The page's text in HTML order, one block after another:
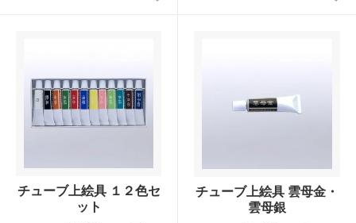
チューブ上絵具 １２色セ
ット
チューブ上絵具 雲母金・
雲母銀